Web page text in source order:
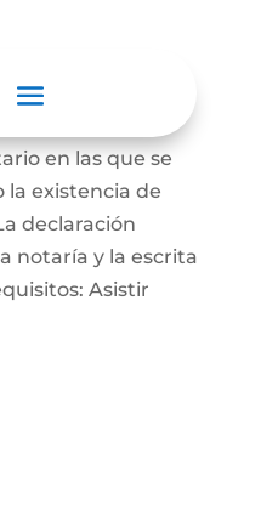
bajo la
o escritas
en las que se
existencia de
declaración
notaría y la escrita
Asistir